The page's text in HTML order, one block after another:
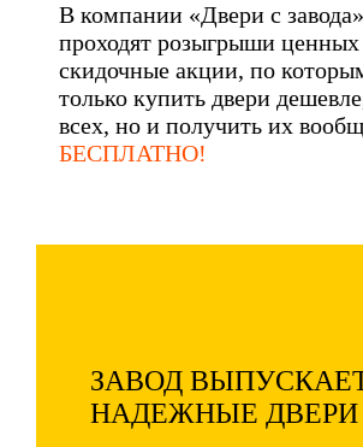
В компании «Двери с
проходят розыгрыши ценных
скидочные акции, по
только купить двери
всех, но и получить их
БЕСПЛАТНО!
ЗАВОД
НАДЕЖНЫЕ ДВЕРИ